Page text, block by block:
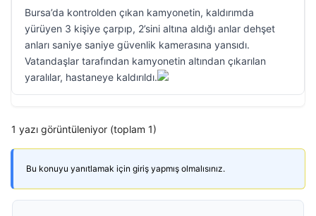
Bursa’da kontrolden çıkan kamyonetin, kaldırımda
yürüyen 3 kişiye çarpıp, 2’sini altına aldığı anlar dehşet
anları saniye saniye güvenlik kamerasına yansıdı.
Vatandaşlar tarafından kamyonetin altından çıkarılan
yaralılar, hastaneye kaldırıldı.
1 yazı görüntüleniyor (toplam 1)
Bu konuyu yanıtlamak için giriş yapmış olmalısınız.